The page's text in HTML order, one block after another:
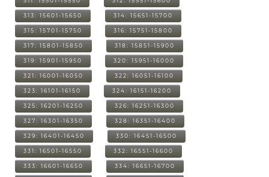
313: 15601-15650 314: 15651-15700
315: 15701-15750 316: 15751-15800
317: 15801-15850 318: 15851-15900
319: 15901-15950 320: 15951-16000
321: 16001-16050 322: 16051-16100
323: 16101-16150 324: 16151-16200
325: 16201-16250 326: 16251-16300
327: 16301-16350 328: 16351-16400
329: 16401-16450 330: 16451-16500
331: 16501-16550 332: 16551-16600
333: 16601-16650 334: 16651-16700